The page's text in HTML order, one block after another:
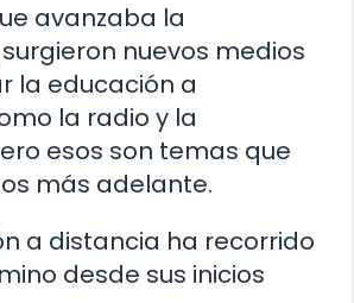
avanzaba la
nuevos medios
la educación a
la radio y la
esos son temas que
más adelante.
a distancia ha recorrido
desde sus inicios